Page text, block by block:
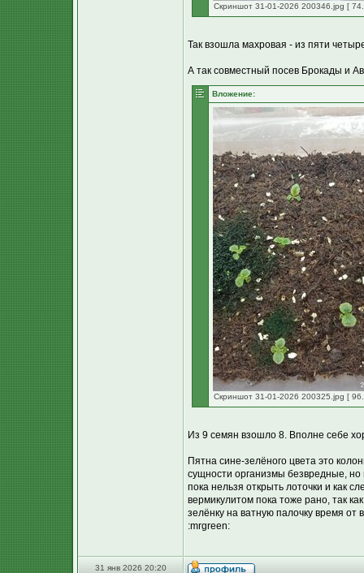
Скриншот 31-01-2026 200346.jpg [
Так взошла махровая - из пяти
А так совместный посев Брокады и
Вложение:
Скриншот 31-01-2026 200325.jpg [
Из 9 семян взошло 8. Вполне себе
Пятна сине-зелёного цвета это
сущности организмы безвредные, но
пока нельзя открыть лоточки и как
вермикулитом пока тоже рано, так
зелёнку на ватную палочку время
:mrgreen:
31 янв 2026 20:20